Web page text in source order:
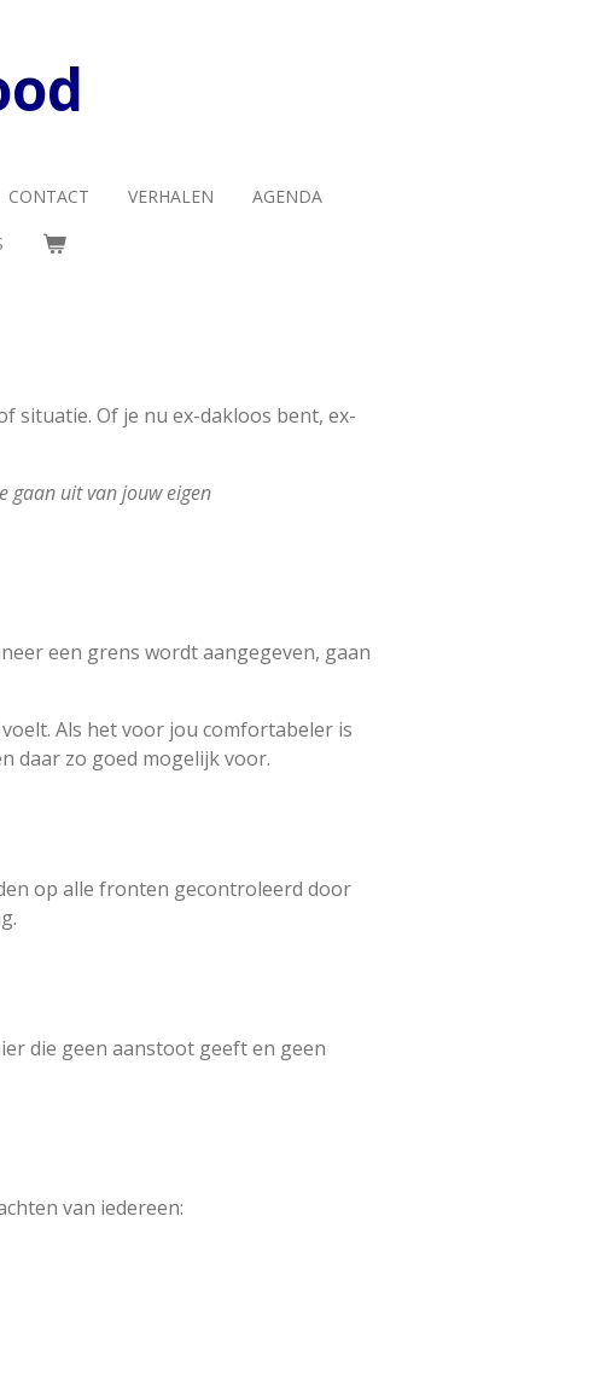
CONTACT VERHALEN AGENDA
situatie. Of je nu ex-dakloos bent, ex-
gaan uit van jouw eigen
een grens wordt aangegeven, gaan
Als het voor jou comfortabeler is
daar zo goed mogelijk voor.
op alle fronten gecontroleerd door
die geen aanstoot geeft en geen
van iedereen: